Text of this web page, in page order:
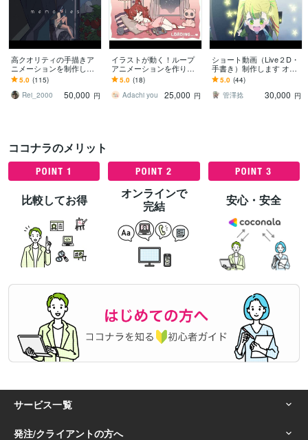
高クオリティの手描きア
ニメーションを制作しま
す MVやPR動画など、用
途に合わせて制作します
5.0 (115)
Rei_2000
50,000 円
イラストが動く！ループ
アニメーションを作りま
す 待機画面や配信のOP･
EDなどにオススメ！
5.0 (18)
Adachi you
25,000 円
ショート動画（Live２D・
手書き）制作します オリ
ジナルキャラクターを動
かしてみませんか？
5.0 (44)
管澤捻
30,000 円
ココナラのメリット
比較してお得
オンラインで
完結
安心・安全